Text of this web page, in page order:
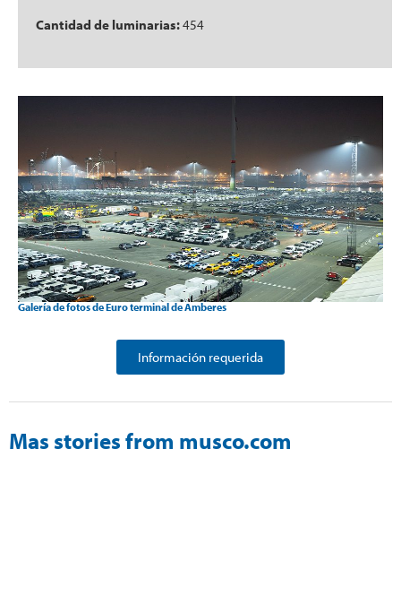
Cantidad de luminarias:454
Galería de fotos de Euro terminal de Amberes
Información requerida
Mas stories from musco.com